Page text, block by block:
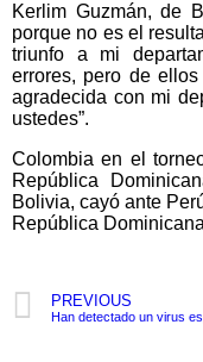
Kerlim Guzmán, de
porque no es el
triunfo a mi
errores, pero de
agradecida con mi
ustedes”.
Colombia en el
República
Bolivia, cayó ante
República
PREVIOUS